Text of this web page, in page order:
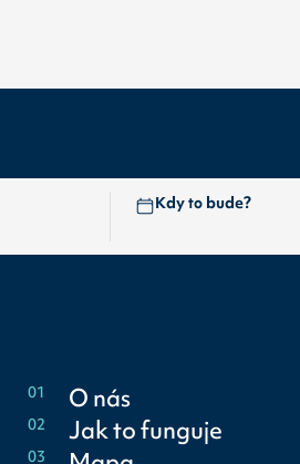
Kdy to bude?
01 O nás
02 Jak to funguje
03